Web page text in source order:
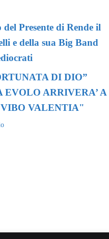
Presente di Rende il
e della sua Big Band
DI DIO”
ARRIVERA’ A
VALENTIA"